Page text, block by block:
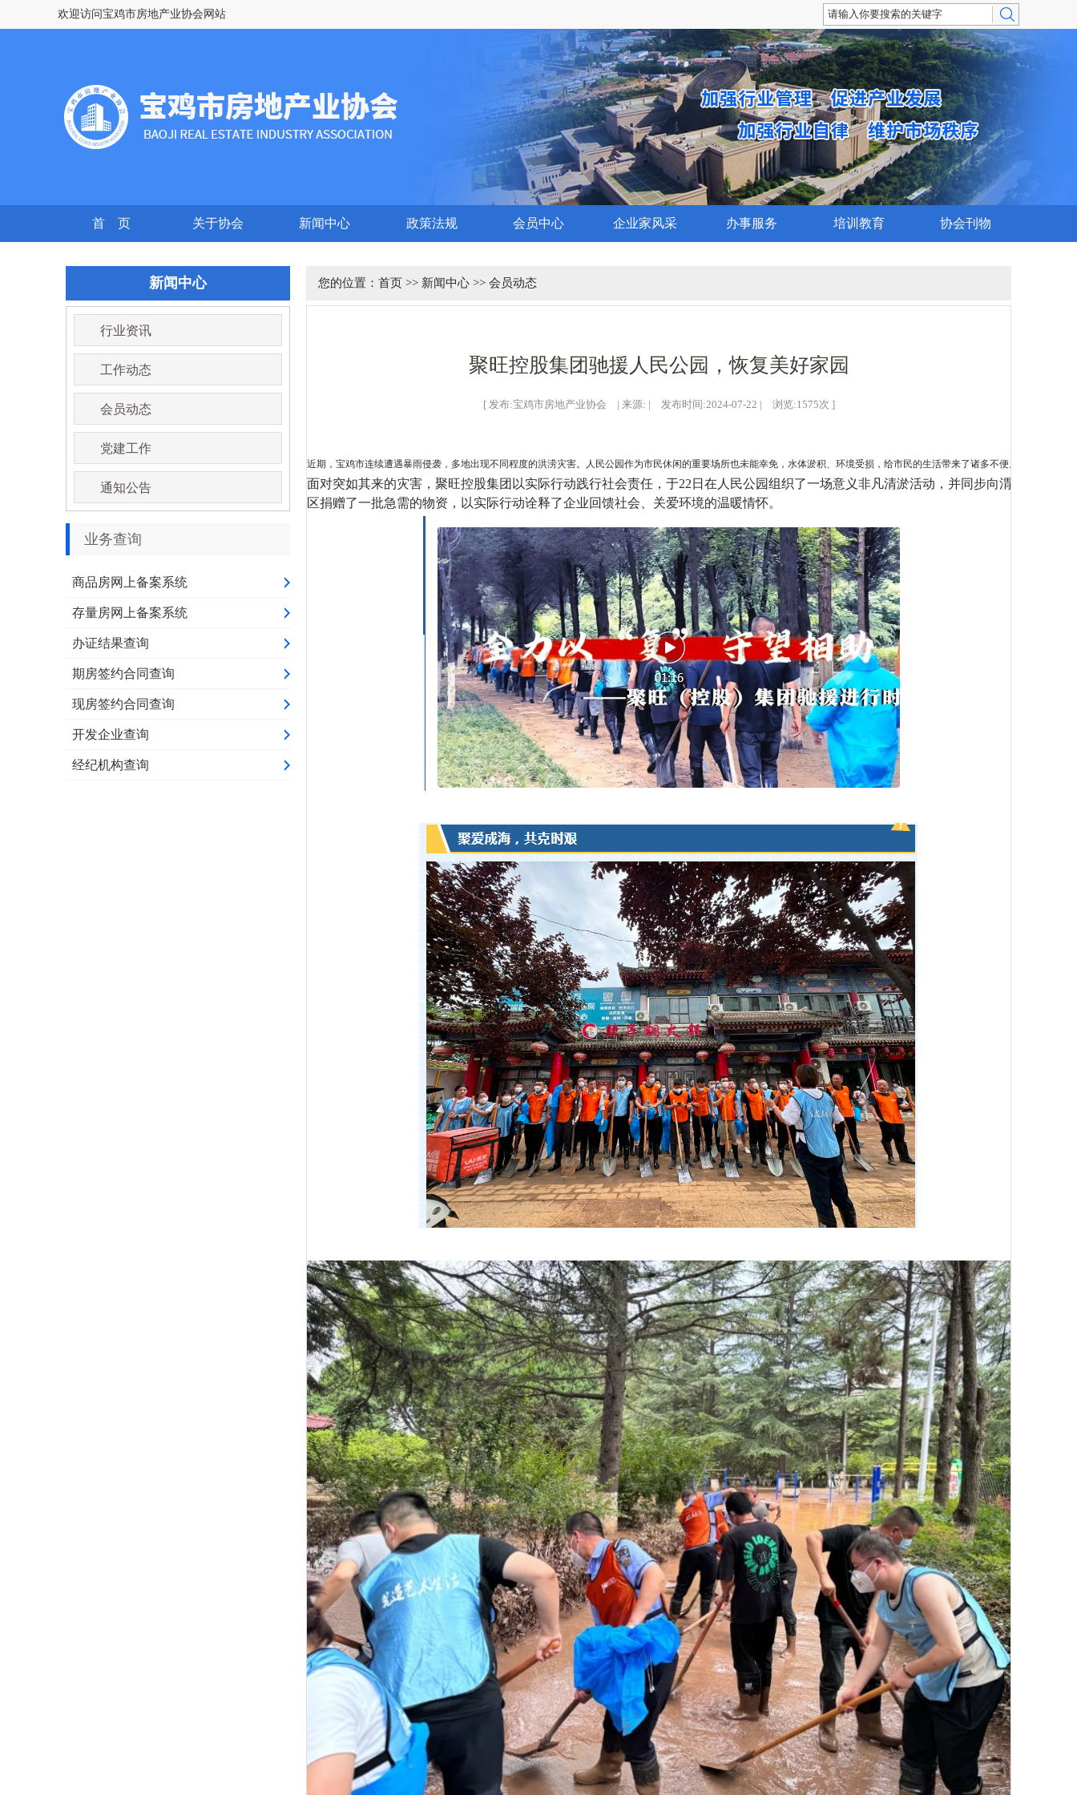
欢迎访问宝鸡市房地产业协会网站
2
首 页 关于协会 新闻中心 政策法规 会员中心 企业家风采 办事服务 培训教育 协会刊物
新闻中心
行业资讯
工作动态
会员动态
党建工作
通知公告
业务查询
商品房网上备案系统
存量房网上备案系统
办证结果查询
期房签约合同查询
现房签约合同查询
开发企业查询
经纪机构查询
您的位置： 首页 >> 新闻中心 >> 会员动态
聚旺控股集团驰援人民公园，恢复美好家园
[ 发布:宝鸡市房地产业协会 | 来源: | 发布时间:2024-07-22 | 浏览:1575次 ]
近期，宝鸡市连续遭遇暴雨侵袭，多地出现不同程度的洪涝灾害。人民公园作为市民休闲的重要场所也未能幸免，水体淤积、环境受损，给市民的生活带来了诸多不便。
面对突如其来的灾害，聚旺控股集团以实际行动践行社会责任，于22日在人民公园组织了一场意义非凡清淤活动，并同步向渭滨
区捐赠了一批急需的物资，以实际行动诠释了企业回馈社会、关爱环境的温暖情怀。